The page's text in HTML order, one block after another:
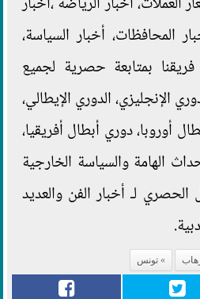
المحافظات، أخبار السياسة،
بمتابعة حصرية لجميع
الإنجليزي، الدوري الإيطالي،
أوروبا، دوري أبطال أفريقيا،
الهامة والسياسة الخارجية
الحصري لـ أخبار الفن والعديد
تونس